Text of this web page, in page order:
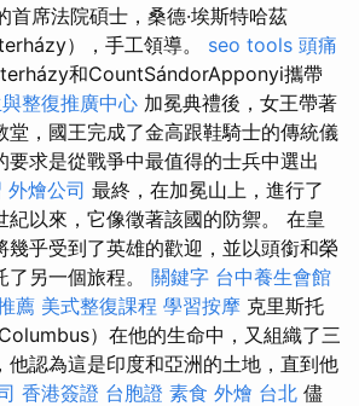
首席法院碩士，桑德·埃斯特哈茲
），手工領導。 seo tools 頭痛
和CountSándorApponyi攜帶
整復推廣中心 加冕典禮後，女王帶著
堂，國王完成了金高跟鞋騎士的傳統儀
要求是從戰爭中最值得的士兵中選出
外燴公司 最終，在加冕山上，進行了
紀以來，它像徵著該國的防禦。 在皇
幾乎受到了英雄的歡迎，並以頭銜和榮
另一個旅程。 關鍵字 台中養生會館
薦 美式整復課程 學習按摩 克里斯托
）在他的生命中，又組織了三
他認為這是印度和亞洲的土地，直到他
香港簽證 台胞證 素食 外燴 台北 儘